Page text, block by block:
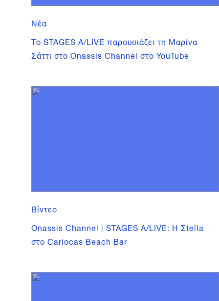
Νέα
Το STAGES A/LIVE παρουσιάζει τη Μαρίνα
Σάττι στο Onassis Channel στο YouTube
Βίντεο
Onassis Channel | STAGES A/LIVE: Η Σtella
στο Cariocas Beach Bar